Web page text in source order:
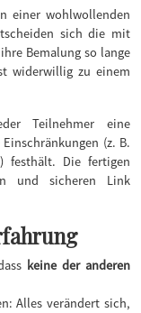
einer wohlwollenden
sich die mit
Bemalung so lange
widerwillig zu einem
Teilnehmer eine
(z. B.
festhält. Die fertigen
und sicheren Link
keine der anderen
Alles verändert sich,